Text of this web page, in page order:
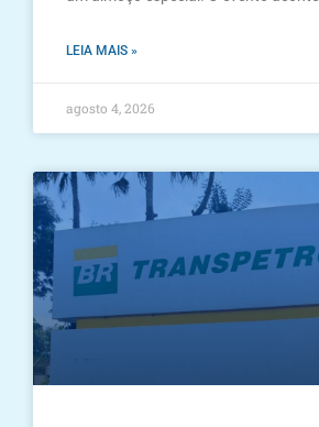
LEIA MAIS »
agosto 4, 2026